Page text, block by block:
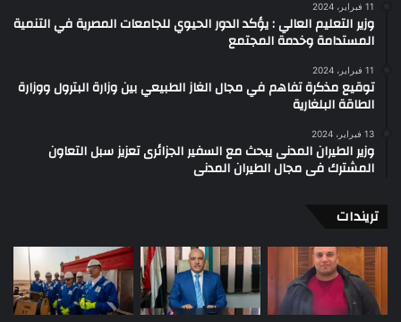
11 فبراير، 2024
وزير التعليم العالي : يؤكد الدور الحيوي للجامعات المصرية في التنمية
المستدامة وخدمة المجتمع
11 فبراير، 2024
توقيع مذكرة تفاهم في مجال الغاز الطبيعي بين وزارة البترول ووزارة
الطاقة البلغارية
13 فبراير، 2024
وزير الطيران المدنى يبحث مع السفير الجزائرى تعزيز سبل التعاون
المشترك فى مجال الطيران المدنى
تريندات